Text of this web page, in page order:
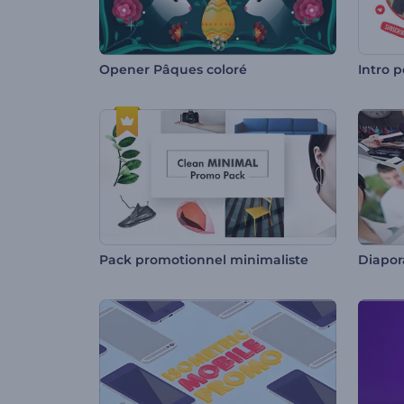
Opener Pâques coloré Intro
Pack promotionnel minimaliste